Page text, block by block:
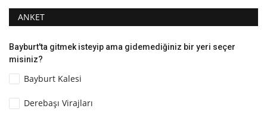
ANKET
Bayburt'ta gitmek isteyip ama gidemediğiniz bir yeri seçer
misiniz?
Bayburt Kalesi
Derebaşı Virajları